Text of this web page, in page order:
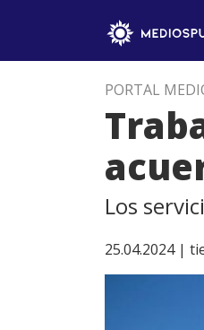
PORTAL
Los
25.04.2024 |